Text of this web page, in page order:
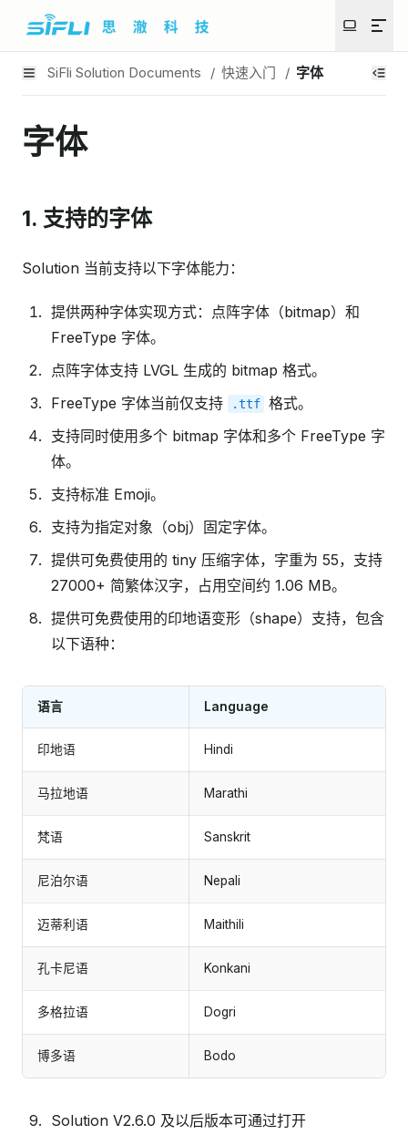
SiFli Solution Documents / 快速入门 / 字体
字体
1. 支持的字体
Solution 当前支持以下字体能力：
提供两种字体实现方式：点阵字体（bitmap）和
FreeType 字体。
点阵字体支持 LVGL 生成的 bitmap 格式。
FreeType 字体当前仅支持
.ttf 格式。
支持同时使用多个 bitmap 字体和多个 FreeType 字
体。
支持标准 Emoji。
支持为指定对象（obj）固定字体。
提供可免费使用的 tiny 压缩字体，字重为 55，支持
27000+ 简繁体汉字，占用空间约 1.06 MB。
提供可免费使用的印地语变形（shape）支持，包含
以下语种：
语言 Language
印地语 Hindi
马拉地语 Marathi
梵语 Sanskrit
尼泊尔语 Nepali
迈蒂利语 Maithili
孔卡尼语 Konkani
多格拉语 Dogri
博多语 Bodo
Solution V2.6.0 及以后版本可通过打开